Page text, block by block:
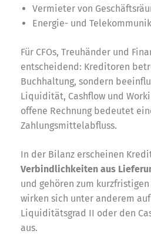
Vermieter von
Energie- und
Für CFOs, Treuhänder und
entscheidend: Kreditoren
Buchhaltung, sondern
Liquidität, Cashflow und
offene Rechnung bedeutet
Zahlungsmittelabfluss.
In der Bilanz erscheinen
Verbindlichkeiten aus
und gehören zum
wirken sich unter anderem
Liquiditätsgrad II oder den
aus.